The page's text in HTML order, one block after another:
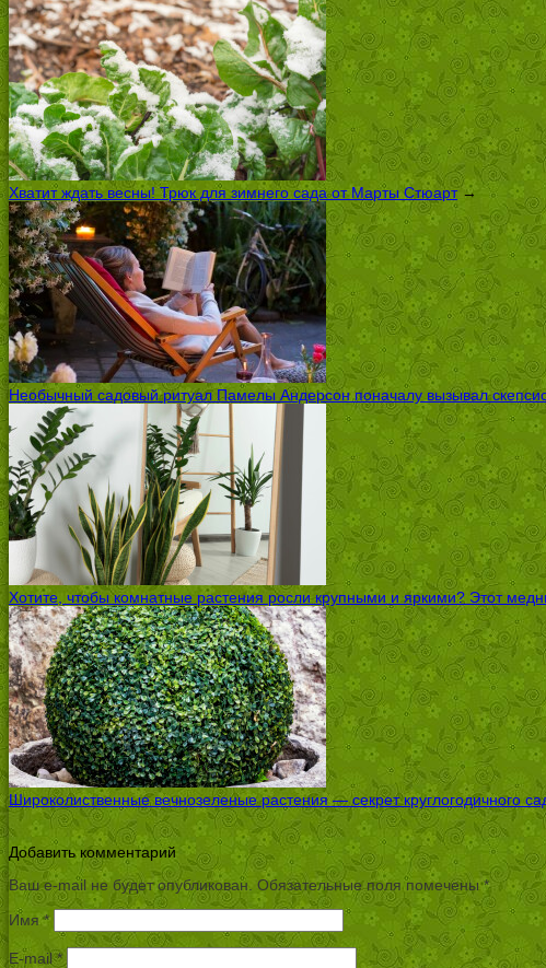
Хватит ждать весны! Трюк для зимнего сада от Марты Стюарт→
Необычный садовый ритуал Памелы Андерсон поначалу вызывал
Хотите, чтобы комнатные растения росли крупными и яркими? Этот
Широколиственные вечнозеленые растения — секрет круглогодичного
Добавить комментарий
Ваш e-mail не будет опубликован. Обязательные поля помечены*
Имя*
E-mail*